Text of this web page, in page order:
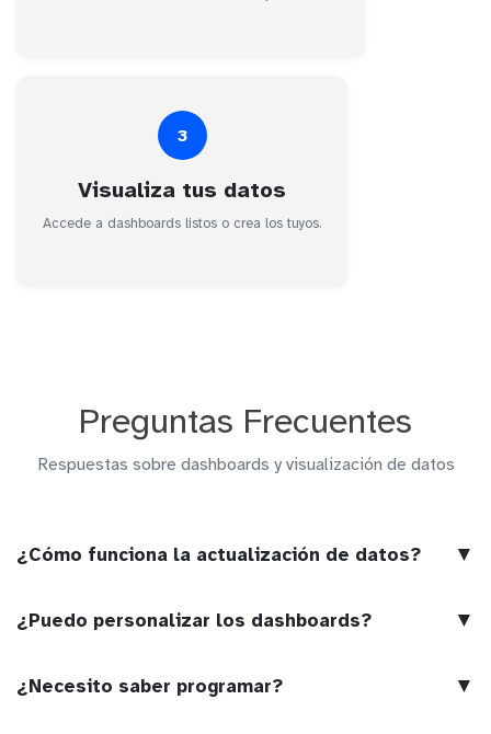
3
Visualiza tus datos
Accede a dashboards listos o crea los tuyos.
Preguntas Frecuentes
Respuestas sobre dashboards y visualización de datos
¿Cómo funciona la actualización de datos? ▼
¿Puedo personalizar los dashboards? ▼
¿Necesito saber programar? ▼